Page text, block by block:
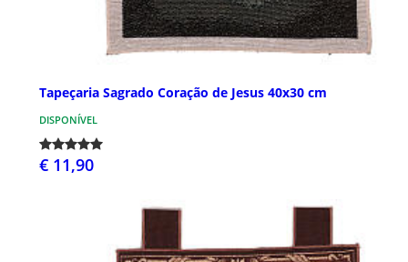
Tapeçaria Sagrado Coração de Jesus 40x30 cm
DISPONÍVEL
€ 11,90